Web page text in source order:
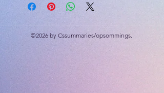
©2026 by Cssummaries/opsommings.